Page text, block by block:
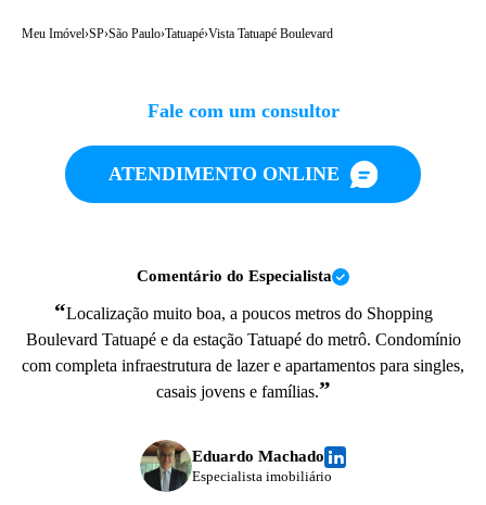
Meu Imóvel›SP›São Paulo›Tatuapé›Vista Tatuapé Boulevard
Fale com um consultor
ATENDIMENTO ONLINE
Comentário do Especialista
“Localização muito boa, a poucos metros do Shopping
Boulevard Tatuapé e da estação Tatuapé do metrô. Condomínio
com completa infraestrutura de lazer e apartamentos para singles,
casais jovens e famílias.”
Eduardo Machado
Especialista imobiliário